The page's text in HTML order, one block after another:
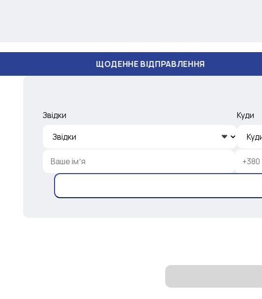
ЩОДЕННЕ ВІДПРАВЛЕННЯ
Звідки Куди